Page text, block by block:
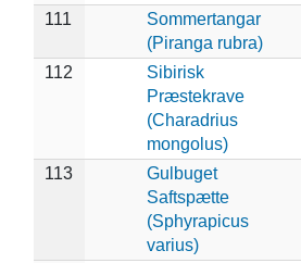
111
Sommertangar
(Piranga rubra)
112
Sibirisk
Præstekrave
(Charadrius
mongolus)
113
Gulbuget
Saftspætte
(Sphyrapicus
varius)